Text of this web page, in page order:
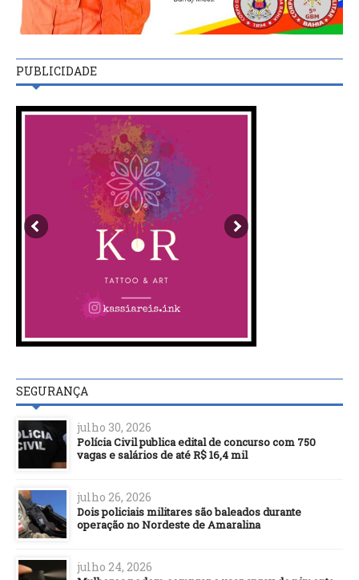
PUBLICIDADE
SEGURANÇA
julho 30, 2026
Polícia Civil publica edital de concurso com 750
vagas e salários de até R$ 16,4 mil
julho 26, 2026
Dois policiais militares são baleados durante
operação no Nordeste de Amaralina
julho 24, 2026